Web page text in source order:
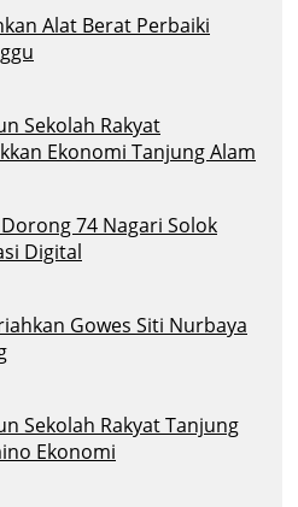
Alat Berat Perbaiki
Sekolah Rakyat
Ekonomi Tanjung Alam
74 Nagari Solok
Digital
Gowes Siti Nurbaya
Sekolah Rakyat Tanjung
Ekonomi